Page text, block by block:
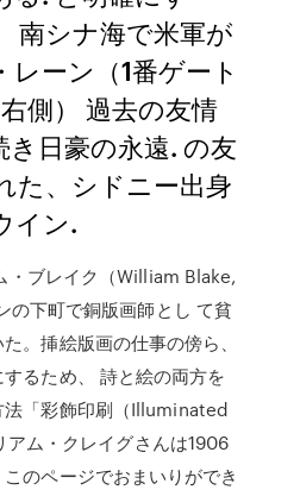
南シナ海で米軍が
ーン（1番ゲート
側） 過去の友情
き日豪の永遠. の友
た、シドニー出身
イン.
・ブレイク（William Blake,
の下町で銅版画師とし て貧
。挿絵版画の仕事の傍ら、
るため、 詩と絵の両方を
法「彩飾印刷（Illuminated
ム・クレイグさんは1906
のページでおまいりができ